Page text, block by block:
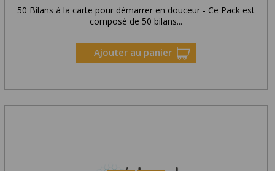
50 Bilans à la carte pour démarrer en douceur - Ce Pack est
composé de 50 bilans...
Ajouter au panier